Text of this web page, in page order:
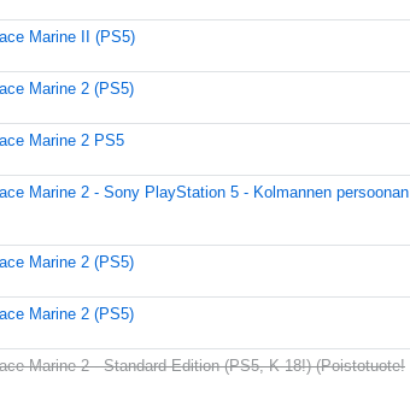
Marine II (PS5)
Marine 2 (PS5)
Marine 2 PS5
Marine 2 - Sony PlayStation 5 - Kolmannen persoonan
Marine 2 (PS5)
Marine 2 (PS5)
Marine 2 - Standard Edition (PS5, K-18!) (Poistotuote!